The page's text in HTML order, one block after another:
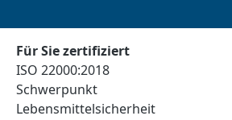
Für Sie zertifiziert
ISO 22000:2018
Schwerpunkt
Lebensmittelsicherheit